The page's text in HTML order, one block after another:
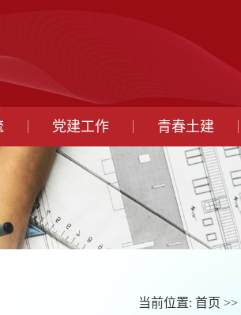
党建工作 青春土建
当前位置: 首页 >>